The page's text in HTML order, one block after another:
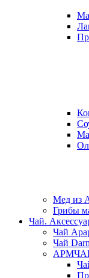
Мед из
Грибы
Чай.
Чай
Чай